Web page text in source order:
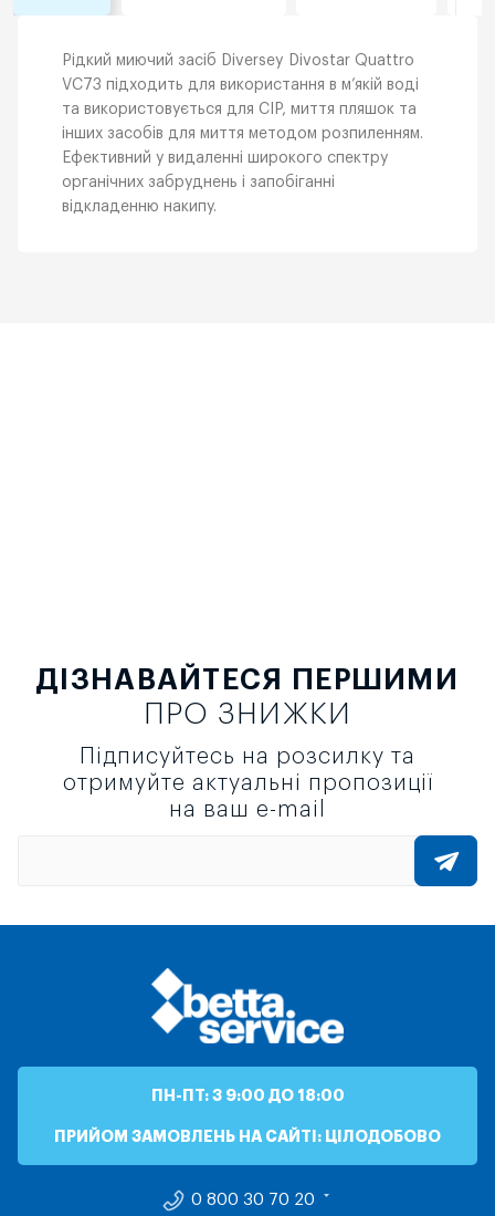
Рідкий миючий засіб Diversey Divostar Quattro
VC73 підходить для використання в м’якій воді
та використовується для CIP, миття пляшок та
інших засобів для миття методом розпиленням.
Ефективний у видаленні широкого спектру
органічних забруднень і запобіганні
відкладенню накипу.
ДІЗНАВАЙТЕСЯ ПЕРШИМИ
ПРО ЗНИЖКИ
Підписуйтесь на розсилку та
отримуйте актуальні пропозиції
на ваш e-mail
ПН-ПТ: З 9:00 ДО 18:00
ПРИЙОМ ЗАМОВЛЕНЬ НА САЙТІ: ЦІЛОДОБОВО
0 800 30 70 20